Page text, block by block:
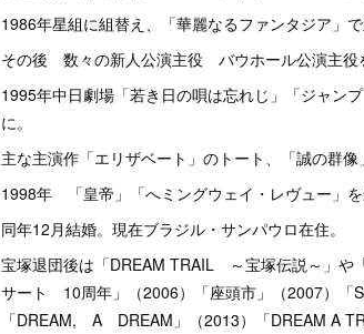
1986年星組に組替え、「華麗なるファンタジア」で
その後 数々の新人公演主役 バウホール公演主役
1995年中日劇場「若き日の唄は忘れじ」「ジャン
に。
主な主演作「エリザベート」のトート、「誠の群
1998年 「皇帝」「へミングウェイ・レヴュー」を
同年12月結婚。現在ブラジル・サンパウロ在住。
宝塚退団後は「DREAM TRAIL ～宝塚伝説～」や
サート 10周年」（2006）「座頭市」（2007）
「DREAM, A DREAM」（2013）「DREAM A